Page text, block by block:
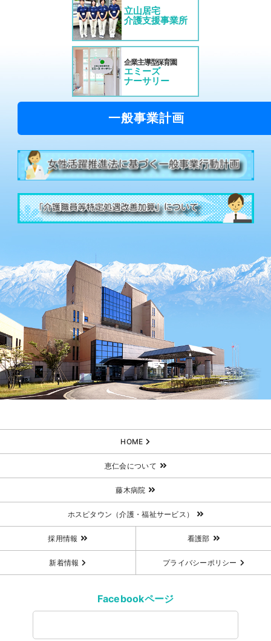
立山居宅
介護支援事業所
企業主導型保育園
エミーズ
ナーサリー
一般事業計画
HOME
恵仁会について
藤木病院
ホスピタウン（介護・福祉サービス）
採用情報 看護部
新着情報 プライバシーポリシー
Facebookページ